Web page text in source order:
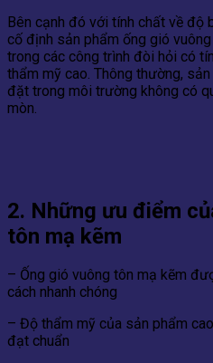
Bên cạnh đó với tính chất về độ
cố định sản phẩm ống gió
trong các công trình đòi hỏi có
thẩm mỹ cao. Thông thường,
đặt trong môi trường không có
mòn.
2. Những ưu điểm
tôn mạ kẽm
– Ống gió vuông tôn mạ kẽm
cách nhanh chóng
– Độ thẩm mỹ của sản phẩm
đạt chuẩn